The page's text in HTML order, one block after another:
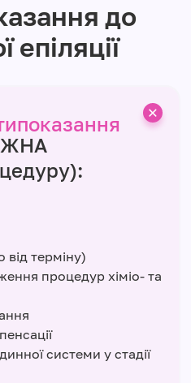
до
епіляції
від терміну)
процедур хіміо- та
системи у стадії